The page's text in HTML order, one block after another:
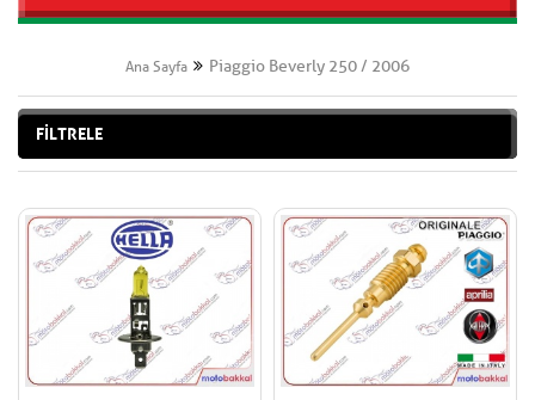
Ana Sayfa Piaggio Beverly 250 / 2006
FİLTRELE